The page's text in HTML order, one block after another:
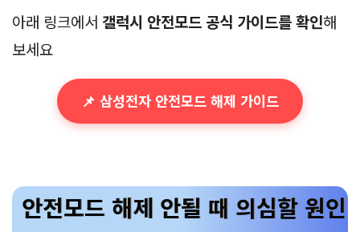
아래 링크에서 갤럭시 안전모드 공식 가이드를 확인해
보세요
📌 삼성전자 안전모드 해제 가이드
안전모드 해제 안될 때 의심할 원인